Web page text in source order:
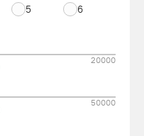
5 6
20000
50000